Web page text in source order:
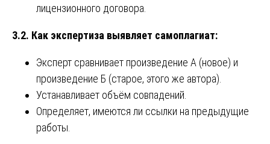
лицензионного договора.
3.2. Как экспертиза выявляет самоплагиат:
Эксперт сравнивает произведение А (новое) и
произведение Б (старое, этого же автора).
Устанавливает объём совпадений.
Определяет, имеются ли ссылки на предыдущие
работы.